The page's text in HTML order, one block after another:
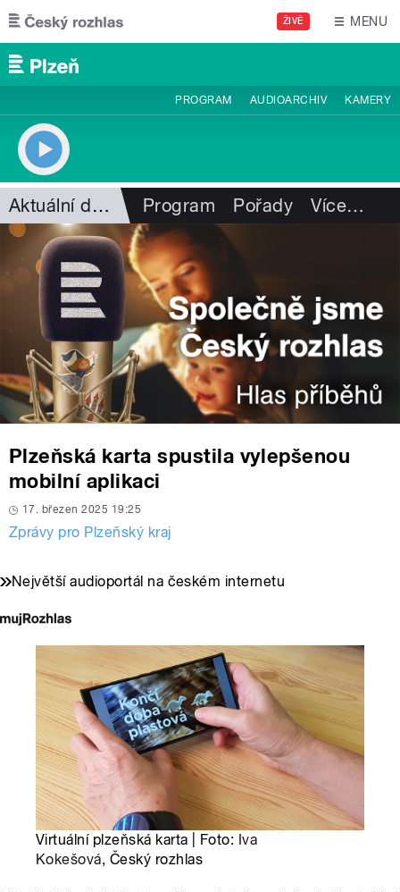
Přejít k hlavnímu obsahu
ŽIVĚ MENU
PROGRAM AUDIOARCHIV KAMERY
Aktuální dění Program Pořady Více…
Plzeňská karta spustila vylepšenou
mobilní aplikaci
17. březen 2025 19:25
Zprávy pro Plzeňský kraj
Největší audioportál na českém internetu
Virtuální plzeňská karta | Foto: Iva
Kokešová, Český rozhlas